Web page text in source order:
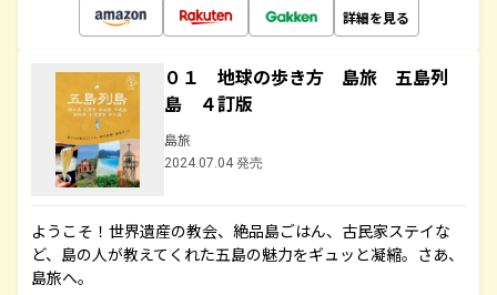
詳細を見る
０１ 地球の歩き方 島旅 五島列
島 ４訂版
島旅
2024.07.04 発売
ようこそ！世界遺産の教会、絶品島ごはん、古民家ステイな
ど、島の人が教えてくれた五島の魅力をギュッと凝縮。さあ、
島旅へ。